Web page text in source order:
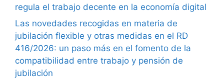
regula el trabajo decente en la economía digital
Las novedades recogidas en materia de
jubilación flexible y otras medidas en el RD
416/2026: un paso más en el fomento de la
compatibilidad entre trabajo y pensión de
jubilación